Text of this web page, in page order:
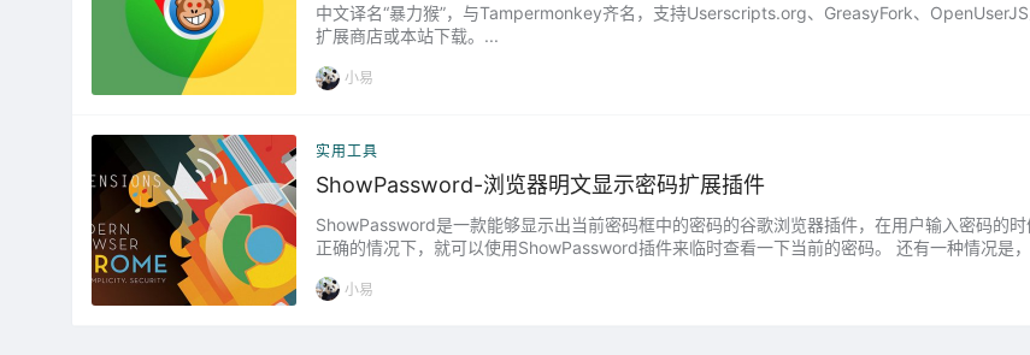
中文译名“暴力猴”，与Tampermonkey齐名，支持Userscripts.org、GreasyFork、
扩展商店或本站下载。...
小易
实用工具
ShowPassword-浏览器明文显示密码扩展插件
ShowPassword是一款能够显示出当前密码框中的密码的谷歌浏览器插件，在用户输入密码的
正确的情况下，就可以使用ShowPassword插件来临时查看一下当前的密码。 还有一种情况是
小易